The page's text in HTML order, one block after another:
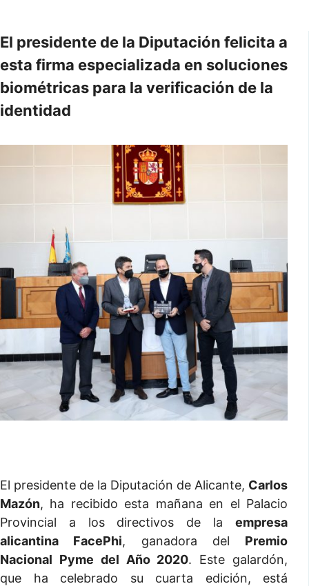
El presidente de la Diputación felicita a
esta firma especializada en soluciones
biométricas para la verificación de la
identidad
El presidente de la Diputación de Alicante, Carlos
Mazón, ha recibido esta mañana en el Palacio
Provincial a los directivos de la empresa
alicantina FacePhi, ganadora del Premio
Nacional Pyme del Año 2020. Este galardón,
que ha celebrado su cuarta edición, está